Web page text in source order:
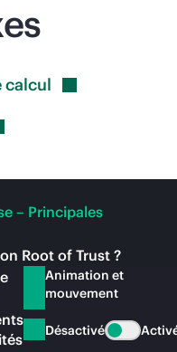
calcul
– Principales
Root of Trust ?
Animation et
mouvement
Désactivé